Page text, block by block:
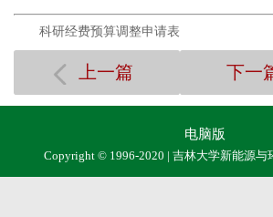
科研经费预算调整申请表
上一篇 下一
电脑版
Copyright © 1996-2020 | 吉林大学新能源与